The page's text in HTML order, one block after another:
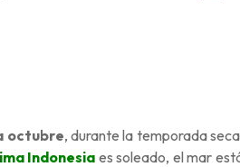
octubre, durante la temporada
Indonesiaes soleado, el mar